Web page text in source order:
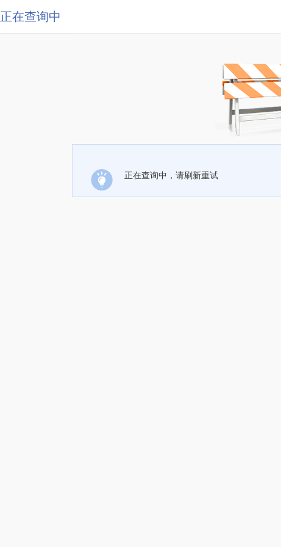
正在查询中
正在查询中，请刷新重试